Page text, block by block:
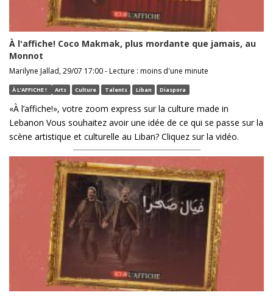
À l'affiche! Coco Makmak, plus mordante que jamais, au
Monnot
Marilyne Jallad, 29/07 17:00 - Lecture : moins d'une minute
À L’AFFICHE ! Arts Culture Talents Liban Diaspora
«À l’affiche!», votre zoom express sur la culture made in
Lebanon Vous souhaitez avoir une idée de ce qui se passe sur la
scène artistique et culturelle au Liban? Cliquez sur la vidéo.